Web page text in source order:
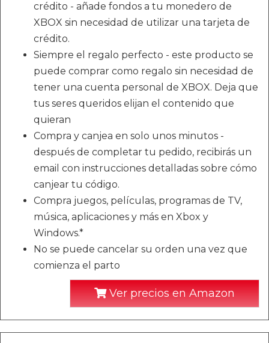
crédito - añade fondos a tu monedero de
XBOX sin necesidad de utilizar una tarjeta de
crédito.
Siempre el regalo perfecto - este producto se
puede comprar como regalo sin necesidad de
tener una cuenta personal de XBOX. Deja que
tus seres queridos elijan el contenido que
quieran
Compra y canjea en solo unos minutos -
después de completar tu pedido, recibirás un
email con instrucciones detalladas sobre cómo
canjear tu código.
Compra juegos, películas, programas de TV,
música, aplicaciones y más en Xbox y
Windows.*
No se puede cancelar su orden una vez que
comienza el parto
Ver precios en Amazon